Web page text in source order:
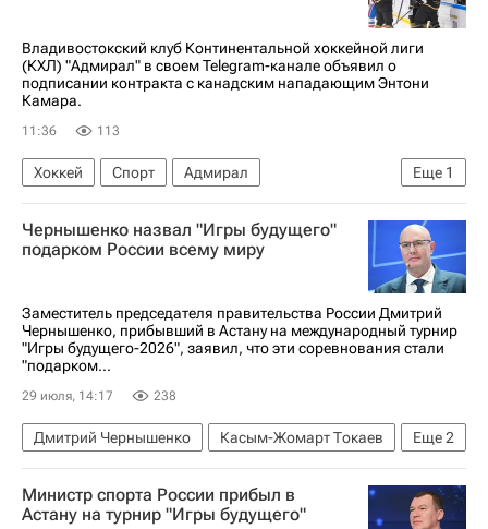
Владивостокский клуб Континентальной хоккейной лиги
(КХЛ) "Адмирал" в своем Telegram-канале объявил о
подписании контракта с канадским нападающим Энтони
Камара.
11:36 113
Еще 1
Хоккей Спорт
Адмирал
КХЛ 2025-2026
Чернышенко назвал "Игры будущего"
подарком России всему миру
Заместитель председателя правительства России Дмитрий
Чернышенко, прибывший в Астану на международный турнир
"Игры будущего-2026", заявил, что эти соревнования стали
"подарком...
29 июля, 14:17 238
Еще2
Дмитрий Чернышенко
Касым-Жомарт Токаев
Садыр Жапаров
Спорт
Министр спорта России прибыл в
Астану на турнир "Игры будущего"